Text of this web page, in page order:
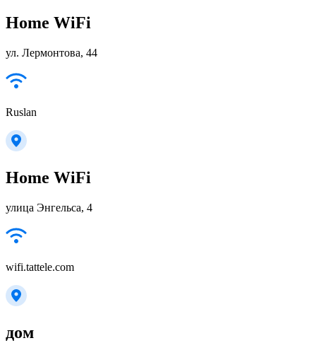
Home WiFi
ул. Лермонтова, 44
Ruslan
Home WiFi
улица Энгельса, 4
wifi.tattele.com
дом